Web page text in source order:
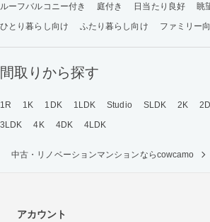
ルーフバルコニー付き 庭付き 日当たり良好 眺
ひとり暮らし向け
ふたり暮らし向け ファミリー
間取りから探す
1R 1K 1DK 1LDK Studio SLDK 2K
3LDK
4K 4DK 4LDK
中古・リノベーションマンションならcowcamo
アカウント